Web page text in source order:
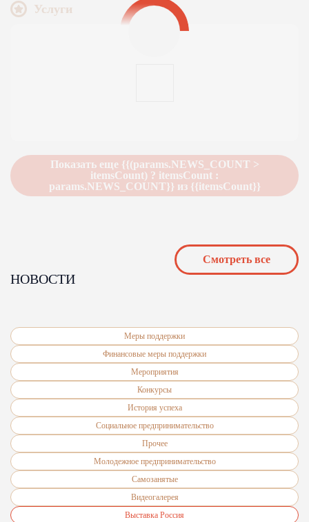
Подробнее
Услуги
Показать еще {{(params.NEWS_COUNT >
itemsCount) ? itemsCount :
params.NEWS_COUNT}} из {{itemsCount}}
НОВОСТИ
Меры поддержки
Финансовые меры поддержки
Мероприятия
Конкурсы
История успеха
Социальное предпринимательство
Прочее
Молодежное предпринимательство
Самозанятые
Видеогалерея
Выставка Россия
Cмотреть все